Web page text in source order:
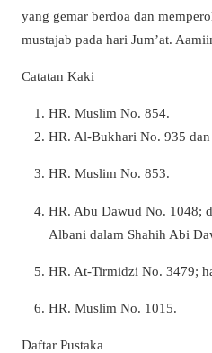
yang gemar berdoa dan
mustajab pada hari Jum’at.
Catatan Kaki
HR. Muslim No. 854.
HR. Al-Bukhari No. 935
HR. Muslim No. 853.
HR. Abu Dawud No. 1048;
Albani dalam Shahih Abi
HR. At-Tirmidzi No. 3479;
HR. Muslim No. 1015.
Daftar Pustaka